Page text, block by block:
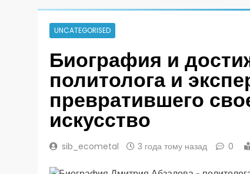
UNCATEGORISED
Биография и
политолога и
превратившего
искусство
sib_ecometal 3 года тому назад 0